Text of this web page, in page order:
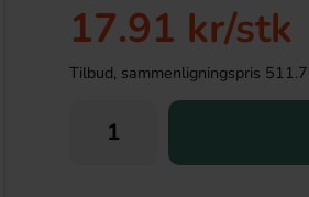
17.91 kr/stk
Tilbud, sammenligningspris